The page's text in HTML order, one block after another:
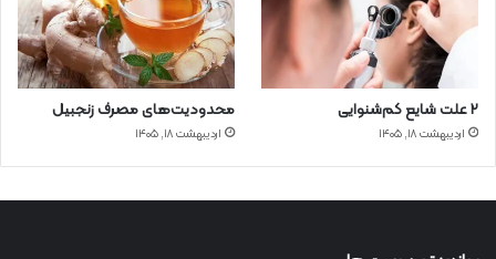
۲ علت شایع‌ کم‌شنوایی
اردیبهشت ۱۸, ۱۴۰۵
محدودیت‌های مصرف زنجبیل
اردیبهشت ۱۸, ۱۴۰۵